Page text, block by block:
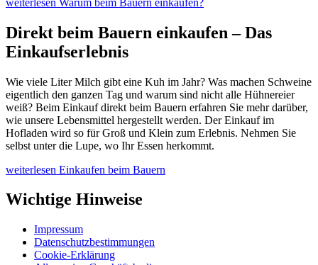
Direkt beim Bauern einkaufen – Das
Einkaufserlebnis
Wie viele Liter Milch gibt eine Kuh im Jahr? Was machen Schweine
eigentlich den ganzen Tag und warum sind nicht alle Hühnereier
weiß? Beim Einkauf direkt beim Bauern erfahren Sie mehr darüber,
wie unsere Lebensmittel hergestellt werden. Der Einkauf im
Hofladen wird so für Groß und Klein zum Erlebnis. Nehmen Sie
selbst unter die Lupe, wo Ihr Essen herkommt.
weiterlesen Einkaufen beim Bauern
Wichtige Hinweise
Impressum
Datenschutzbestimmungen
Cookie-Erklärung